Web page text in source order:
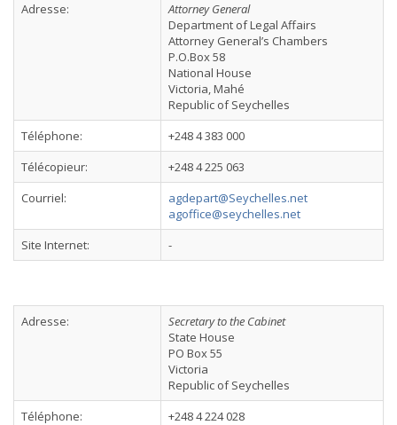
Adresse:
Attorney General
Department of Legal Affairs
Attorney General’s Chambers
P.O.Box 58
National House
Victoria, Mahé
Republic of Seychelles
Téléphone:
+248 4 383 000
Télécopieur:
+248 4 225 063
Courriel:
agdepart@Seychelles.net
agoffice@seychelles.net
Site Internet:
-
Adresse:
Secretary to the Cabinet
State House
PO Box 55
Victoria
Republic of Seychelles
Téléphone:
+248 4 224 028